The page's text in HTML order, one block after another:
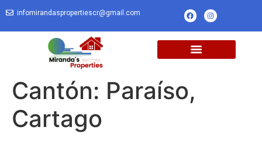
infomirandaspropertiescr@gmail.com
Cantón: Paraíso,
Cartago